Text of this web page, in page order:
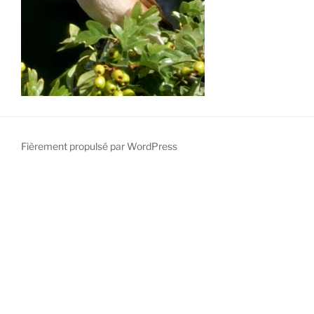
Fièrement propulsé par WordPress